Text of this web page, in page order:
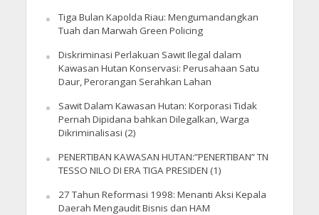
Tiga Bulan Kapolda Riau: Mengumandangkan
Tuah dan Marwah Green Policing
Diskriminasi Perlakuan Sawit Ilegal dalam
Kawasan Hutan Konservasi: Perusahaan Satu
Daur, Perorangan Serahkan Lahan
Sawit Dalam Kawasan Hutan: Korporasi Tidak
Pernah Dipidana bahkan Dilegalkan, Warga
Dikriminalisasi (2)
PENERTIBAN KAWASAN HUTAN:”PENERTIBAN” TN
TESSO NILO DI ERA TIGA PRESIDEN (1)
27 Tahun Reformasi 1998: Menanti Aksi Kepala
Daerah Mengaudit Bisnis dan HAM